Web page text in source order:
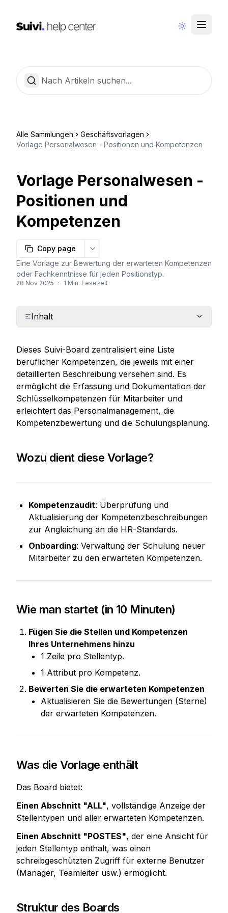
Deutsch
Alle Sammlungen
Geschäftsvorlagen
Vorlage Personalwesen - Positionen und Kompetenzen
Vorlage Personalwesen -
Positionen und
Kompetenzen
Copy page
More options
Eine Vorlage zur Bewertung der erwarteten Kompetenzen
oder Fachkenntnisse für jeden Positionstyp.
28 Nov 2025 · 1 Min. Lesezeit
Inhalt
Dieses Suivi-Board zentralisiert eine Liste
beruflicher Kompetenzen, die jeweils mit einer
detaillierten Beschreibung versehen sind. Es
ermöglicht die Erfassung und Dokumentation der
Schlüsselkompetenzen für Mitarbeiter und
erleichtert das Personalmanagement, die
Kompetenzbewertung und die Schulungsplanung.
Wozu dient diese Vorlage?
Kompetenzaudit: Überprüfung und
Aktualisierung der Kompetenzbeschreibungen
zur Angleichung an die HR-Standards.
Onboarding: Verwaltung der Schulung neuer
Mitarbeiter zu den erwarteten Kompetenzen.
Wie man startet (in 10 Minuten)
Fügen Sie die Stellen und Kompetenzen
Ihres Unternehmens hinzu
1 Zeile pro Stellentyp.
1 Attribut pro Kompetenz.
Bewerten Sie die erwarteten Kompetenzen
Aktualisieren Sie die Bewertungen (Sterne)
der erwarteten Kompetenzen.
Was die Vorlage enthält
Das Board bietet:
Einen Abschnitt "ALL", vollständige Anzeige der
Stellentypen und aller erwarteten Kompetenzen.
Einen Abschnitt "POSTES", der eine Ansicht für
jeden Stellentyp enthält, was einen
schreibgeschützten Zugriff für externe Benutzer
(Manager, Teamleiter usw.) ermöglicht.
Struktur des Boards